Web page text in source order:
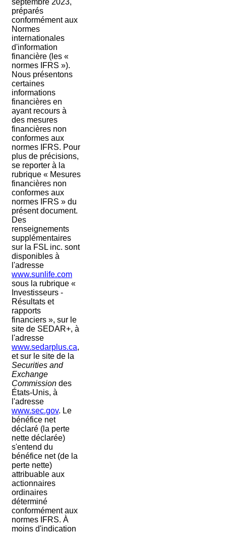
septembre 2023,
préparés
conformément aux
Normes
internationales
d'information
financière (les «
normes IFRS »).
Nous présentons
certaines
informations
financières en
ayant recours à
des mesures
financières non
conformes aux
normes IFRS. Pour
plus de précisions,
se reporter à la
rubrique « Mesures
financières non
conformes aux
normes IFRS » du
présent document.
Des
renseignements
supplémentaires
sur la FSL inc. sont
disponibles à
l'adresse
www.sunlife.com
sous la rubrique «
Investisseurs -
Résultats et
rapports
financiers », sur le
site de SEDAR+, à
l'adresse
www.sedarplus.ca,
et sur le site de la
Securities and
Exchange
Commissiondes
États-Unis, à
l'adresse
www.sec.gov. Le
bénéfice net
déclaré (la perte
nette déclarée)
s'entend du
bénéfice net (de la
perte nette)
attribuable aux
actionnaires
ordinaires
déterminé
conformément aux
normes IFRS. À
moins d'indication